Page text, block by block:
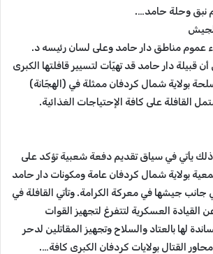
نبق وحلة حامد….
عموم مناطق دار حامد وعلى لسان رئيسه د.
دار حامد قد تهيّأت لتسيير قافلتها الكبرى
بولاية شمال كردفان ممثلة في (الهجّانة)
القافلة على كافة الإحتياجات الغذائية.
ذلك يأتي في سياق تقديم دفعة شعبية تؤكد على
بولاية شمال كردفان عامة ومكونات دار حامد
جيشها في معركة الكرامة. وتأتي القافلة في
العسكرية لتتفرغ لتجهيز القوات
لها بالعتاد والسلاح وتجهيز المقاتلين لدحر
القتال بولايات كردفان الكبرى كافة….